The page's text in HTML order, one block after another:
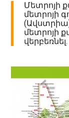
Մետրոյի
մետրոյի
մետրոյի
վերբեռնել.